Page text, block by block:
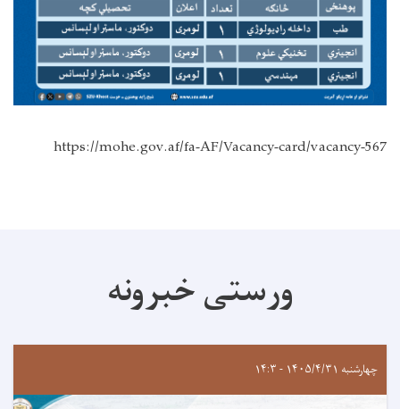
https://mohe.gov.af/fa-AF/Vacancy-card/vacancy-567
ورستی خبرونه
چهارشنبه ۱۴۰۵/۴/۳۱ - ۱۴:۳